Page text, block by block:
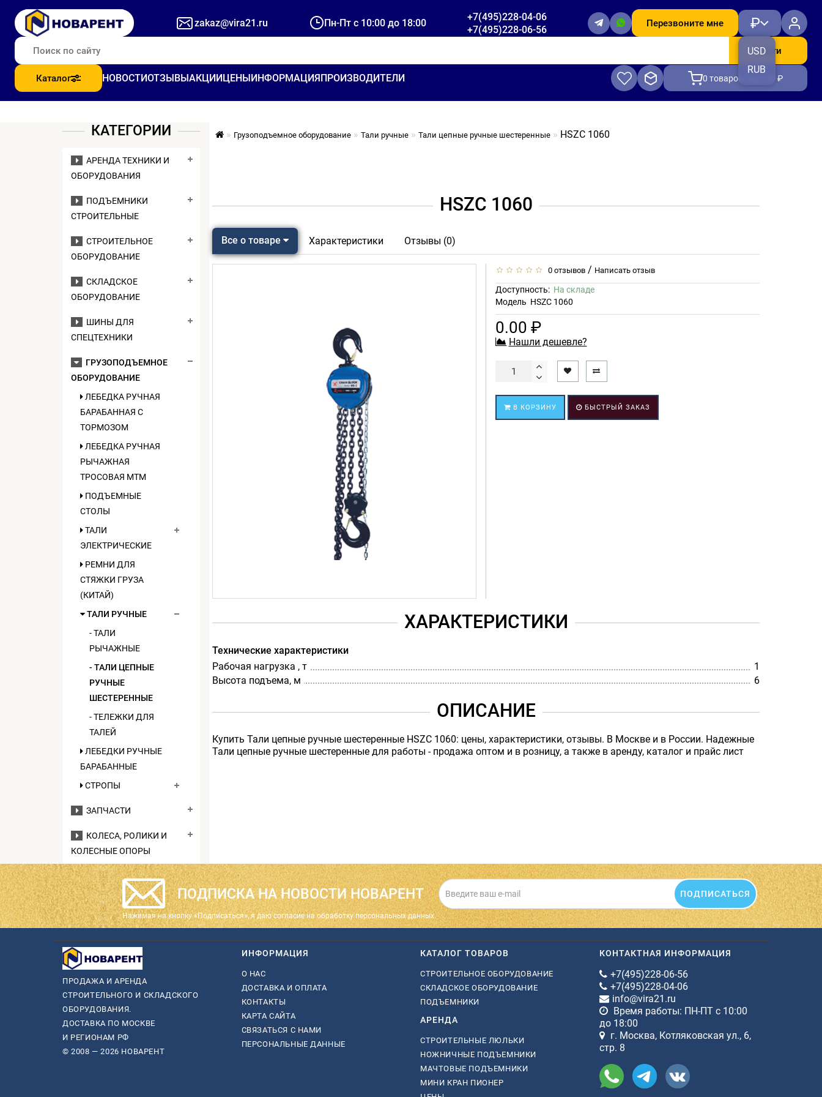
zakaz@vira21.ru Пн-Пт с 10:00 до 18:00
+7(495)228-04-06
+7(495)228-06-56
Перезвоните мне ₽
USD
RUB
Найти
Каталог НОВОСТИОТЗЫВЫАКЦИИЦЕНЫИНФОРМАЦИЯПРОИЗВОДИТЕЛИ 0 товаров, на 0.00 ₽
КАТЕГОРИИ
АРЕНДА ТЕХНИКИ И
ОБОРУДОВАНИЯ
ПОДЪЕМНИКИ
СТРОИТЕЛЬНЫЕ
СТРОИТЕЛЬНОЕ
ОБОРУДОВАНИЕ
СКЛАДСКОЕ
ОБОРУДОВАНИЕ
ШИНЫ ДЛЯ
СПЕЦТЕХНИКИ
ГРУЗОПОДЪЕМНОЕ
ОБОРУДОВАНИЕ
ЛЕБЕДКА РУЧНАЯ
БАРАБАННАЯ С
ТОРМОЗОМ
ЛЕБЕДКА РУЧНАЯ
РЫЧАЖНАЯ
ТРОСОВАЯ МТМ
ПОДЪЕМНЫЕ
СТОЛЫ
ТАЛИ
ЭЛЕКТРИЧЕСКИЕ
РЕМНИ ДЛЯ
СТЯЖКИ ГРУЗА
(КИТАЙ)
ТАЛИ РУЧНЫЕ
- ТАЛИ
РЫЧАЖНЫЕ
- ТАЛИ ЦЕПНЫЕ
РУЧНЫЕ
ШЕСТЕРЕННЫЕ
- ТЕЛЕЖКИ ДЛЯ
ТАЛЕЙ
ЛЕБЕДКИ РУЧНЫЕ
БАРАБАННЫЕ
СТРОПЫ
ЗАПЧАСТИ
КОЛЕСА, РОЛИКИ И
КОЛЕСНЫЕ ОПОРЫ
Грузоподъемное оборудование Тали ручные Тали цепные ручные шестеренные HSZC 1060
HSZC 1060
Все о товаре Характеристики Отзывы (0)
0 отзывов / Написать отзыв
Доступность: На складе
Модель HSZC 1060
0.00 ₽
Нашли дешевле?
В КОРЗИНУ БЫСТРЫЙ ЗАКАЗ
ХАРАКТЕРИСТИКИ
Технические характеристики
Рабочая нагрузка , т
1
Высота подъема, м
6
ОПИСАНИЕ
Купить Тали цепные ручные шестеренные HSZC 1060: цены, характеристики, отзывы. В Москве и в России. Надежные
Тали цепные ручные шестеренные для работы - продажа оптом и в розницу, а также в аренду, каталог и прайс лист
ПОДПИСКА НА НОВОСТИ НОВАРЕНТ ПОДПИСАТЬСЯ
Нажимая на кнопку «Подписаться», я даю cогласие на обработку персональных данных.
ПРОДАЖА И АРЕНДА
СТРОИТЕЛЬНОГО И СКЛАДСКОГО
ОБОРУДОВАНИЯ.
ДОСТАВКА ПО МОСКВЕ
И РЕГИОНАМ РФ
© 2008 — 2026 НОВАРЕНТ
ИНФОРМАЦИЯ
О НАС
ДОСТАВКА И ОПЛАТА
КОНТАКТЫ
КАРТА САЙТА
СВЯЗАТЬСЯ С НАМИ
ПЕРСОНАЛЬНЫЕ ДАННЫЕ
КАТАЛОГ ТОВАРОВ
СТРОИТЕЛЬНОЕ ОБОРУДОВАНИЕ
СКЛАДСКОЕ ОБОРУДОВАНИЕ
ПОДЪЕМНИКИ
АРЕНДА
СТРОИТЕЛЬНЫЕ ЛЮЛЬКИ
НОЖНИЧНЫЕ ПОДЪЕМНИКИ
МАЧТОВЫЕ ПОДЪЕМНИКИ
МИНИ КРАН ПИОНЕР
КОНТАКТНАЯ ИНФОРМАЦИЯ
+7(495)228-06-56
+7(495)228-04-06
info@vira21.ru
Время работы: ПН-ПТ с 10:00
до 18:00
г. Москва, Котляковская ул., 6,
стр. 8